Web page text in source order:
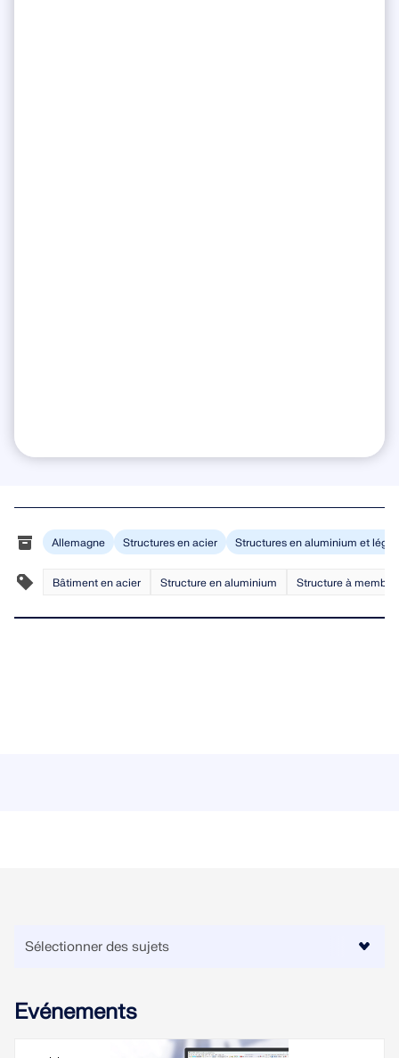
Allemagne Structures en acier Structures en aluminium et
Bâtiment en acier Structure en aluminium Structure à
Evénements